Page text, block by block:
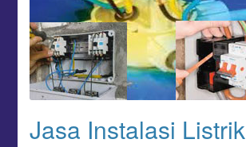
Jasa Instalasi Listrik